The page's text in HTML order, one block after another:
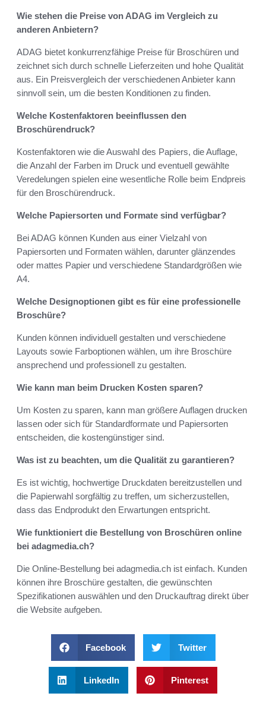
Wie stehen die Preise von ADAG im Vergleich zu
anderen Anbietern?
ADAG bietet konkurrenzfähige Preise für Broschüren und
zeichnet sich durch schnelle Lieferzeiten und hohe Qualität
aus. Ein Preisvergleich der verschiedenen Anbieter kann
sinnvoll sein, um die besten Konditionen zu finden.
Welche Kostenfaktoren beeinflussen den
Broschürendruck?
Kostenfaktoren wie die Auswahl des Papiers, die Auflage,
die Anzahl der Farben im Druck und eventuell gewählte
Veredelungen spielen eine wesentliche Rolle beim Endpreis
für den Broschürendruck.
Welche Papiersorten und Formate sind verfügbar?
Bei ADAG können Kunden aus einer Vielzahl von
Papiersorten und Formaten wählen, darunter glänzendes
oder mattes Papier und verschiedene Standardgrößen wie
A4.
Welche Designoptionen gibt es für eine professionelle
Broschüre?
Kunden können individuell gestalten und verschiedene
Layouts sowie Farboptionen wählen, um ihre Broschüre
ansprechend und professionell zu gestalten.
Wie kann man beim Drucken Kosten sparen?
Um Kosten zu sparen, kann man größere Auflagen drucken
lassen oder sich für Standardformate und Papiersorten
entscheiden, die kostengünstiger sind.
Was ist zu beachten, um die Qualität zu garantieren?
Es ist wichtig, hochwertige Druckdaten bereitzustellen und
die Papierwahl sorgfältig zu treffen, um sicherzustellen,
dass das Endprodukt den Erwartungen entspricht.
Wie funktioniert die Bestellung von Broschüren online
bei adagmedia.ch?
Die Online-Bestellung bei adagmedia.ch ist einfach. Kunden
können ihre Broschüre gestalten, die gewünschten
Spezifikationen auswählen und den Druckauftrag direkt über
die Website aufgeben.
Facebook Twitter
LinkedIn Pinterest